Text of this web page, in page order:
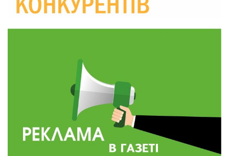
28 лип
Перемогу і повернення додому»
Обмежено придатний, але безмежно
вмотивований: Як колишній лісівник став асом
артилерії
490 пацієнтів та 15 відвіданих сіл: МБФ
«Альянс громадського здоров’я» підбив
підсумки роботи мобільних клінік у Сумській
області